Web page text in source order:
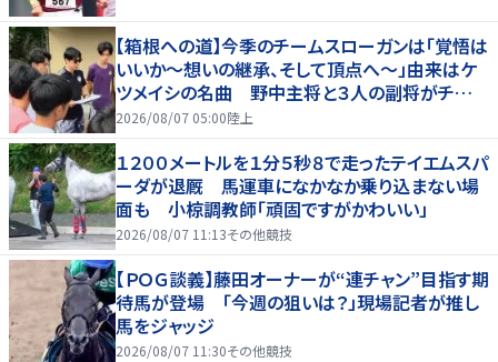
【箱根への道】今季のチームスローガンは「覚悟は
いいか～想いの継承、そして頂点へ～」由来はケ
ツメイシの名曲 野中主将と３人の副将がチーム
を引っ張る…夏合宿特集第１弾、国学院大
2026/08/07 05:00陸上
１２００メートルを１分５秒８で走ったテイエムスパ
ーダが退厩 馬運車になかなか乗り込まない場
面も 小椋調教師「頑固ですがかわいい」
2026/08/07 11:13その他競技
【ＰＯＧ談義】藤田オーナーが“連チャン”目指す期
待馬が登場 「今週の狙いは？」現場記者が推し
馬をジャッジ
2026/08/07 11:30その他競技